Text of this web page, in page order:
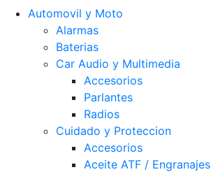
Automovil y Moto
Alarmas
Baterias
Car Audio y Multimedia
Accesorios
Parlantes
Radios
Cuidado y Proteccion
Accesorios
Aceite ATF / Engranajes